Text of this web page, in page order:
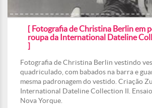
[ Fotografia de Christina Berlin em
roupa da International Dateline
]
Fotografia de Christina Berlin vestindo
quadriculado, com babados na barra e
mesma padronagem do vestido. Criação
International Dateline Collection II.
Nova Yorque.